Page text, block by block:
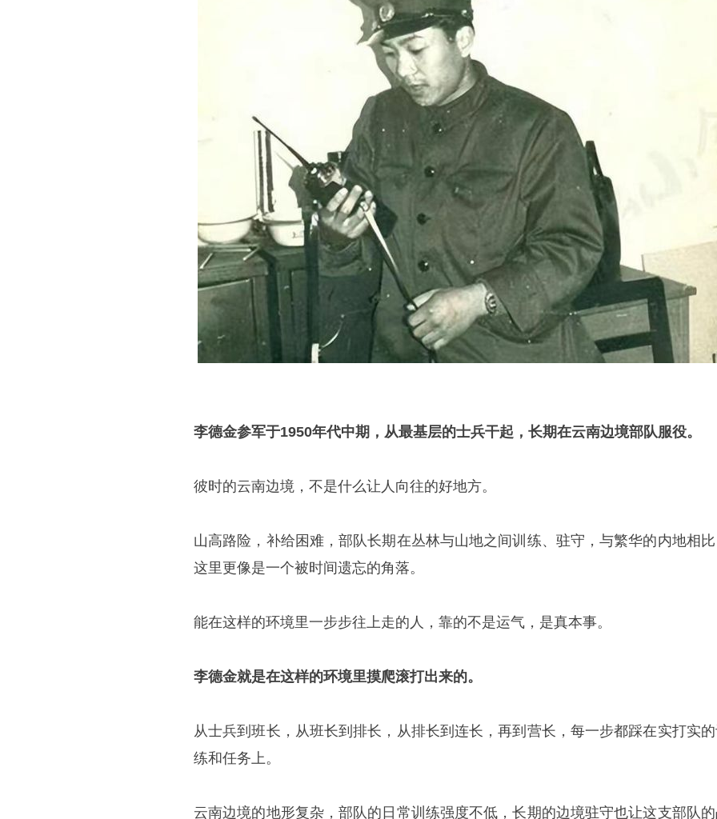
李德金参军于1950年代中期，从最基层的士兵干起，长期在云南边境部队服役。
彼时的云南边境，不是什么让人向往的好地方。
山高路险，补给困难，部队长期在丛林与山地之间训练、驻守，与繁华的内地相
这里更像是一个被时间遗忘的角落。
能在这样的环境里一步步往上走的人，靠的不是运气，是真本事。
李德金就是在这样的环境里摸爬滚打出来的。
从士兵到班长，从班长到排长，从排长到连长，再到营长，每一步都踩在实打实
练和任务上。
云南边境的地形复杂，部队的日常训练强度不低，长期的边境驻守也让这支部队